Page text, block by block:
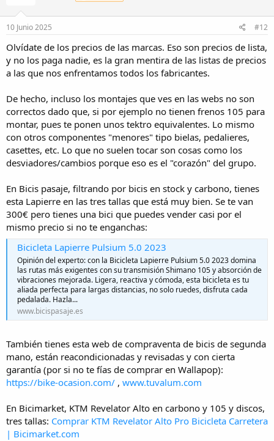
presupuesto máximo que me he marcado. Por talla me
cuadra, aunque estéticamente no me atrae demasiado
(aunque no va a ser algo determinante).
Respecto a recomendaciones más generales, marcas con buena
relación prestaciones/precio:
Berria: me ha sorprendido que en la web oficial no tengan
MMR: hasta el modeloAdrenalineno encontramos el grupo
Shimano 105. ¿Qué tal veis el modelo GRIP? En la web de
Shimano, el modelo GRIP aparece en el filtro de 105.
Megamo : otra que los modelos anunciados en su página
web no bajan de 2.000€.
Cube
Focus: aquí más de lo mismo.
Supongo que estos precios que aparecen en la web se deben a que:
Son el último modelo.
Son precios de referencia. En tiendas distribuidoras de estas
marcas habrá precios más interesantes.
Como características "imprescindibles" me quedo con:
Cuadro de aluminio (por presupuesto no creo que alcance a
carbono como me recomienda@Glaudrem ).
Al menos, grupo Shimano 105.
Descartar las zapatas y optar por discos.
Cassette de 12v (a ser posible).
tiendas a ver qué tienen.
Voy a pedir presupuesto para la ebike en esta tienda. Trabajan,
entre otras marcas, conCube que es la marca de ebike que quiero
coger para este familiar. Quizás aproveche y pida presupuesto
En esta misma página tienen una promoción (no sé si seguirá
disponible) de una
10 Junio 2025 #12
Olvídate de los precios de las marcas. Eso son precios de lista,
y no los paga nadie, es la gran mentira de las listas de precios
a las que nos enfrentamos todos los fabricantes.
De hecho, incluso los montajes que ves en las webs no son
correctos dado que, si por ejemplo no tienen frenos 105 para
montar, pues te ponen unos tektro equivalentes. Lo mismo
con otros componentes "menores" tipo bielas, pedalieres,
casettes, etc. Lo que no suelen tocar son cosas como los
desviadores/cambios porque eso es el "corazón" del grupo.
En Bicis pasaje, filtrando por bicis en stock y carbono, tienes
esta Lapierre en las tres tallas que está muy bien. Se te van
300€ pero tienes una bici que puedes vender casi por el
mismo precio si no te enganchas:
Bicicleta Lapierre Pulsium 5.0 2023
Opinión del experto: con la Bicicleta Lapierre Pulsium 5.0 2023 domina
las rutas más exigentes con su transmisión Shimano 105 y absorción de
vibraciones mejorada. Ligera, reactiva y cómoda, esta bicicleta es tu
aliada perfecta para largas distancias, no solo ruedes, disfruta cada
pedalada. Hazla...
www.bicispasaje.es
También tienes esta web de compraventa de bicis de segunda
mano, están reacondicionadas y revisadas y con cierta
garantía (por si no te fías de comprar en Wallapop):
https://bike-ocasion.com/ , www.tuvalum.com
En Bicimarket, KTM Revelator Alto en carbono y 105 y discos,
tres tallas: Comprar KTM Revelator Alto Pro Bicicleta Carretera
| Bicimarket.com